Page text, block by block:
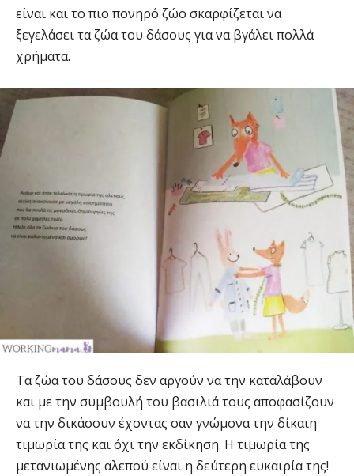
είναι και το πιο πονηρό ζώο σκαρφίζεται να
ξεγελάσει τα ζώα του δάσους για να βγάλει πολλά
χρήματα.
Τα ζώα του δάσους δεν αργούν να την καταλάβουν
και με την συμβουλή του βασιλιά τους αποφασίζουν
να την δικάσουν έχοντας σαν γνώμονα την δίκαιη
τιμωρία της και όχι την εκδίκηση. Η τιμωρία της
μετανιωμένης αλεπού είναι η δεύτερη ευκαιρία της!